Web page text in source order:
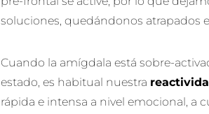
soluciones, quedándonos atrapados
Cuando la amígdala está sobre-
estado, es habitual nuestra
rápida e intensa a nivel emocional, a